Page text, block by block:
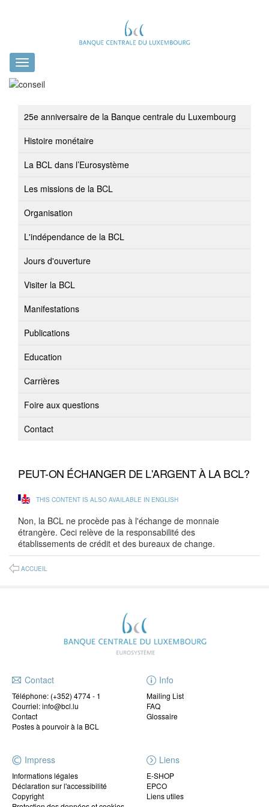
Toggle
navigation
25e anniversaire de la Banque centrale du Luxembourg
Histoire monétaire
La BCL dans l’Eurosystème
Les missions de la BCL
Organisation
L'indépendance de la BCL
Jours d'ouverture
Visiter la BCL
Manifestations
Publications
Education
Carrières
Foire aux questions
Contact
PEUT-ON ÉCHANGER DE L'ARGENT À LA BCL?
THIS CONTENT IS ALSO AVAILABLE IN ENGLISH
Non, la BCL ne procède pas à l'échange de monnaie
étrangère. Ceci relève de la responsabilité des
établissements de crédit et des bureaux de change.
ACCUEIL
Contact
Téléphone: (+352) 4774 - 1
Courriel: info@bcl.lu
Contact
Postes à pourvoir à la BCL
Info
Mailing List
FAQ
Glossaire
Impress
Informations légales
Déclaration sur l'accessibilité
Copyright
Liens
E-SHOP
EPCO
Liens utiles